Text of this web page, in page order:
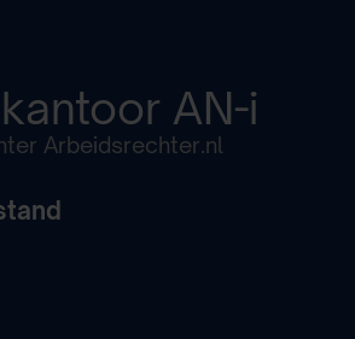
AN-i
Arbeidsrechter.nl